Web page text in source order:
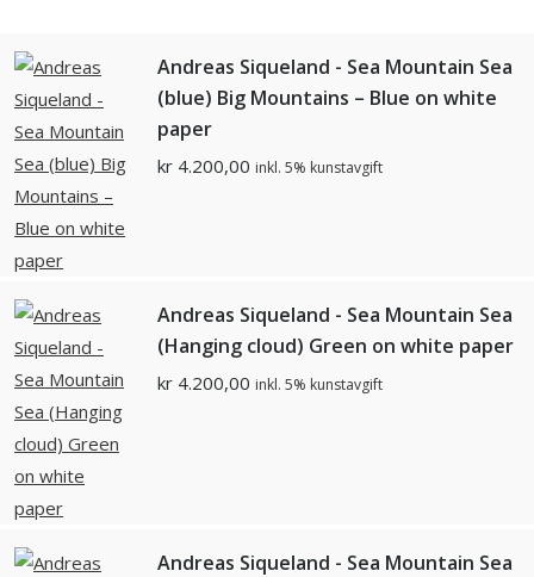
Andreas Siqueland - Sea Mountain Sea
(blue) Big Mountains – Blue on white
paper
kr 4.200,00 inkl. 5% kunstavgift
Andreas Siqueland - Sea Mountain Sea
(Hanging cloud) Green on white paper
kr 4.200,00 inkl. 5% kunstavgift
Andreas Siqueland - Sea Mountain Sea